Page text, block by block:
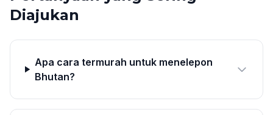
Diajukan
Apa cara termurah untuk menelepon
Bhutan?